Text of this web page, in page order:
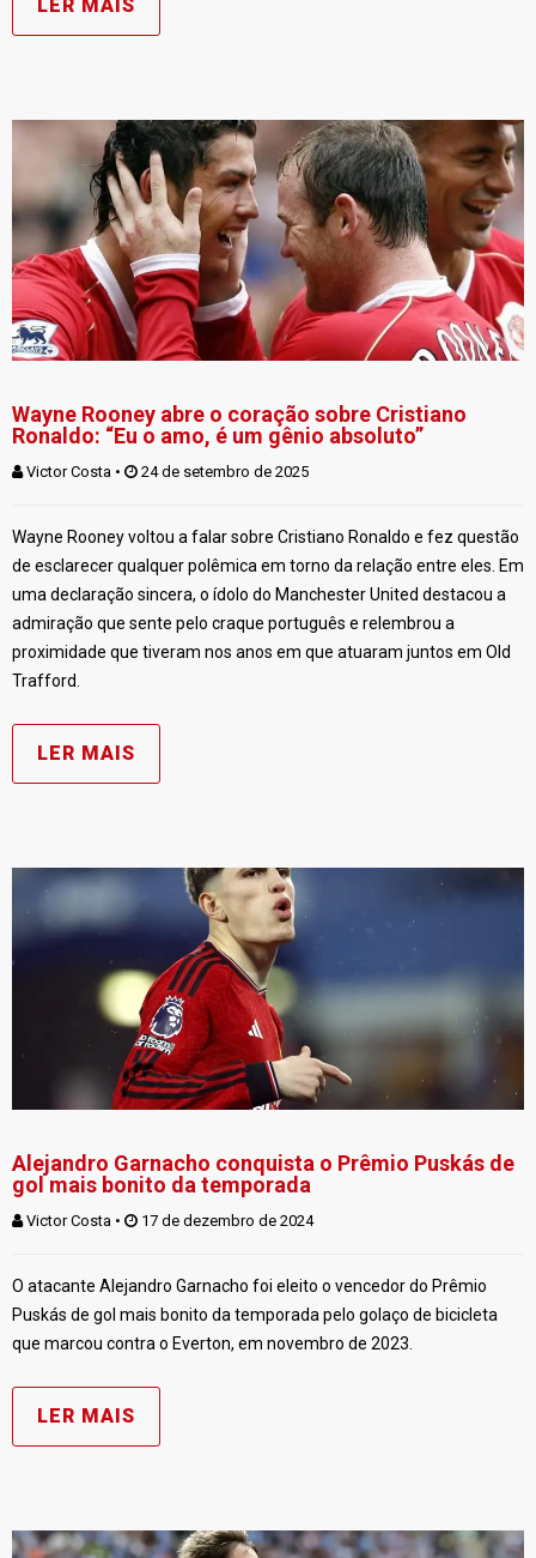
LER MAIS
Wayne Rooney abre o coração sobre Cristiano
Ronaldo: “Eu o amo, é um gênio absoluto”
Victor Costa • 24 de setembro de 2025
Wayne Rooney voltou a falar sobre Cristiano Ronaldo e fez questão
de esclarecer qualquer polêmica em torno da relação entre eles. Em
uma declaração sincera, o ídolo do Manchester United destacou a
admiração que sente pelo craque português e relembrou a
proximidade que tiveram nos anos em que atuaram juntos em Old
Trafford.
LER MAIS
Alejandro Garnacho conquista o Prêmio Puskás de
gol mais bonito da temporada
Victor Costa • 17 de dezembro de 2024
O atacante Alejandro Garnacho foi eleito o vencedor do Prêmio
Puskás de gol mais bonito da temporada pelo golaço de bicicleta
que marcou contra o Everton, em novembro de 2023.
LER MAIS